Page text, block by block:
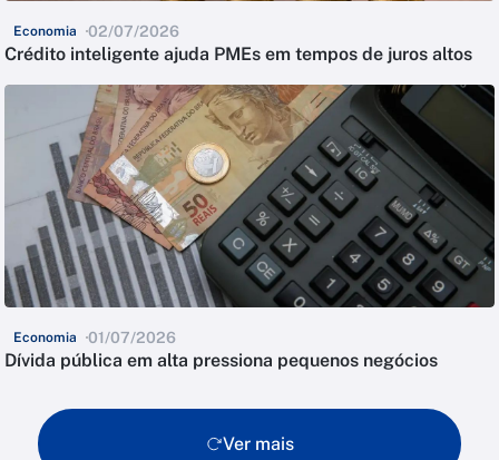
Economia 02/07/2026
Crédito inteligente ajuda PMEs em tempos de juros altos
Economia 01/07/2026
Dívida pública em alta pressiona pequenos negócios
Ver mais